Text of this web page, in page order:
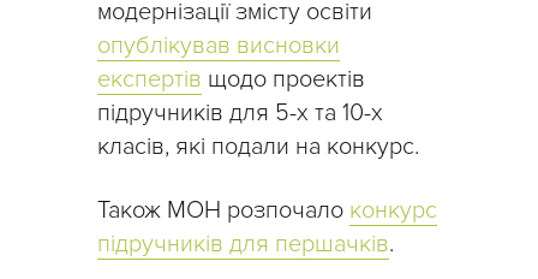
модернізації змісту освіти
опублікував висновки
експертів щодо проектів
підручників для 5-х та 10-х
класів, які подали на конкурс.
Також МОН розпочало конкурс
підручників для першачків.